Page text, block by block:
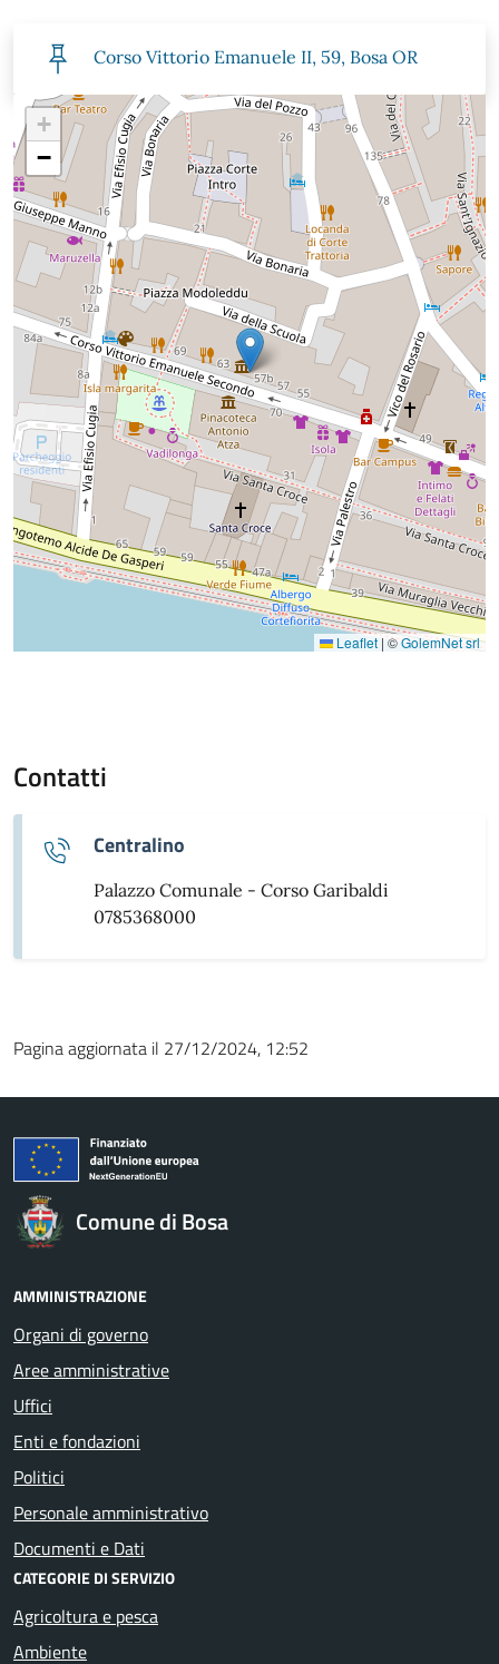
Corso Vittorio Emanuele II, 59, Bosa OR
+
−
Leaflet | ©GolemNet srl
Contatti
Centralino
Palazzo Comunale - Corso Garibaldi
0785368000
Pagina aggiornata il 27/12/2024, 12:52
Comune di Bosa
AMMINISTRAZIONE
Organi di governo
Aree amministrative
Uffici
Enti e fondazioni
Politici
Personale amministrativo
Documenti e Dati
CATEGORIE DI SERVIZIO
Agricoltura e pesca
Ambiente